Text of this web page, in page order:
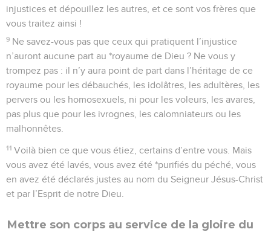
injustices et dépouillez les autres, et ce sont vos frères que
vous traitez ainsi !
9 Ne savez-vous pas que ceux qui pratiquent l’injustice
n’auront aucune part au *royaume de Dieu ? Ne vous y
trompez pas : il n’y aura point de part dans l’héritage de ce
royaume pour les débauchés, les idolâtres, les adultères, les
pervers ou les homosexuels, ni pour les voleurs, les avares,
pas plus que pour les ivrognes, les calomniateurs ou les
malhonnêtes.
11 Voilà bien ce que vous étiez, certains d’entre vous. Mais
vous avez été lavés, vous avez été *purifiés du péché, vous
en avez été déclarés justes au nom du Seigneur Jésus-Christ
et par l’Esprit de notre Dieu.
Mettre son corps au service de la gloire du